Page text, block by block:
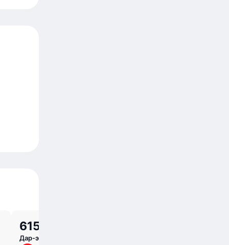
615 625 UZS
Дар-эс-Салам — Килиманджаро